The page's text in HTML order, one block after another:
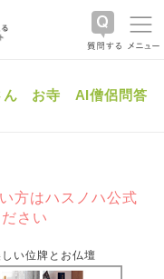
ん お寺 AI僧侶問答
方はハスノハ公式
さい
い位牌とお仏壇